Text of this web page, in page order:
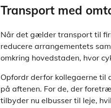
Transport med
Når det gælder transport til
reducere arrangementets
omkring hovedstaden, hvor
Opfordr derfor kollegaerne til
på aftenen. For de, der
tilbyder nu elbusser til leje,